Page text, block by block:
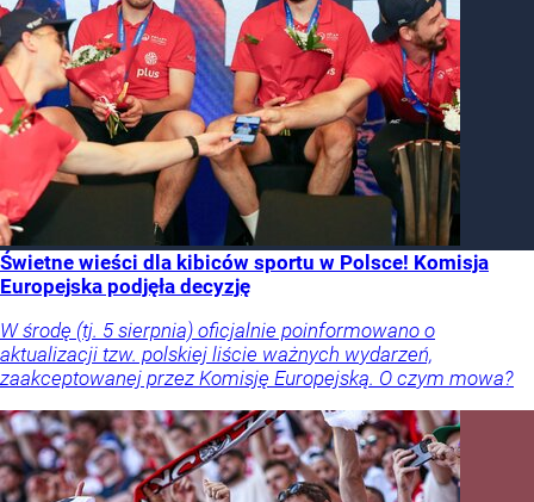
Świetne wieści dla kibiców sportu w Polsce! Komisja
Europejska podjęła decyzję
W środę (tj. 5 sierpnia) oficjalnie poinformowano o
aktualizacji tzw. polskiej liście ważnych wydarzeń,
zaakceptowanej przez Komisję Europejską. O czym mowa?